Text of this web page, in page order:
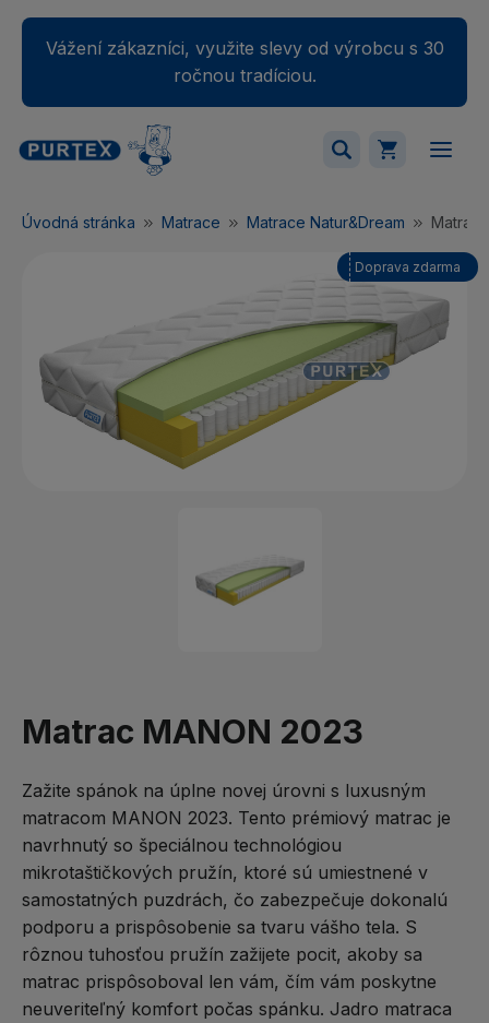
Vážení zákazníci, využite slevy od výrobcu s 30
ročnou tradíciou.
Váš nákupný košík je momentálne prázdny.
Úvodná stránka Matrace Matrace Natur&Dream Matrac
Doprava zdarma
Matrac MANON 2023
Zažite spánok na úplne novej úrovni s luxusným
matracom MANON 2023. Tento prémiový matrac je
navrhnutý so špeciálnou technológiou
mikrotaštičkových pružín, ktoré sú umiestnené v
samostatných puzdrách, čo zabezpečuje dokonalú
podporu a prispôsobenie sa tvaru vášho tela. S
rôznou tuhosťou pružín zažijete pocit, akoby sa
matrac prispôsoboval len vám, čím vám poskytne
neuveriteľný komfort počas spánku. Jadro matraca